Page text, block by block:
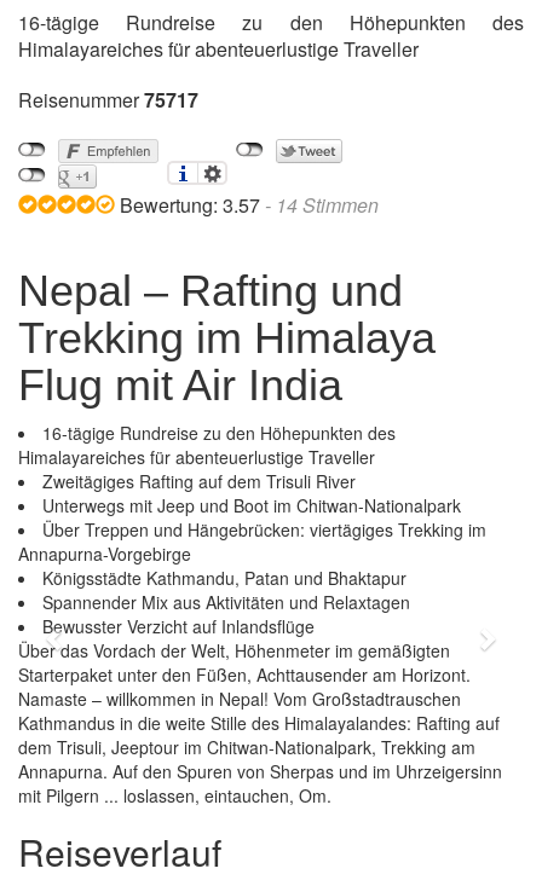
16-tägige Rundreise zu den Höhepunkten des
Himalayareiches für abenteuerlustige Traveller
Reisenummer75717
Bewertung: 3.57 - 14Stimmen
Nepal – Rafting und
Trekking im Himalaya
Flug mit Air India
16-tägige Rundreise zu den Höhepunkten des
Himalayareiches für abenteuerlustige Traveller
Zweitägiges Rafting auf dem Trisuli River
Unterwegs mit Jeep und Boot im Chitwan-Nationalpark
Über Treppen und Hängebrücken: viertägiges Trekking im
Annapurna-Vorgebirge
Königsstädte Kathmandu, Patan und Bhaktapur
Spannender Mix aus Aktivitäten und Relaxtagen
Bewusster Verzicht auf Inlandsflüge
Previous Next
Über das Vordach der Welt, Höhenmeter im gemäßigten
Starterpaket unter den Füßen, Achttausender am Horizont.
Namaste – willkommen in Nepal! Vom Großstadtrauschen
Kathmandus in die weite Stille des Himalayalandes: Rafting auf
dem Trisuli, Jeeptour im Chitwan-Nationalpark, Trekking am
Annapurna. Auf den Spuren von Sherpas und im Uhrzeigersinn
mit Pilgern ... loslassen, eintauchen, Om.
Reiseverlauf